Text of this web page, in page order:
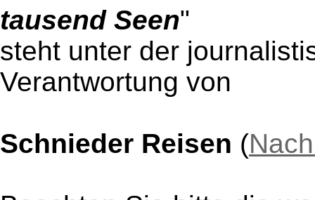
tausend Seen"
steht unter der
Verantwortung von
Schnieder Reisen (